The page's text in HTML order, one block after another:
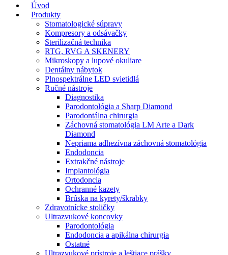
Úvod
Produkty
Stomatologické súpravy
Kompresory a odsávačky
Sterilizačná technika
RTG, RVG A SKENERY
Mikroskopy a lupové okuliare
Dentálny nábytok
Plnospektrálne LED svietidlá
Ručné nástroje
Diagnostika
Parodontológia a Sharp Diamond
Parodontálna chirurgia
Záchovná stomatológia LM Arte a Dark
Diamond
Nepriama adhezívna záchovná stomatológia
Endodoncia
Extrakčné nástroje
Implantológia
Ortodoncia
Ochranné kazety
Brúska na kyrety/škrabky
Zdravotnícke stoličky
Ultrazvukové koncovky
Parodontológia
Endodoncia a apikálna chirurgia
Ostatné
Ultrazvukové prístroje a leštiace prášky